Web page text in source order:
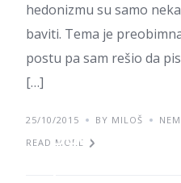
hedonizmu su samo
baviti. Tema je
postu pa sam rešio da
[…]
25/10/2015 BY MILOŠ
READ MOREBudućnost